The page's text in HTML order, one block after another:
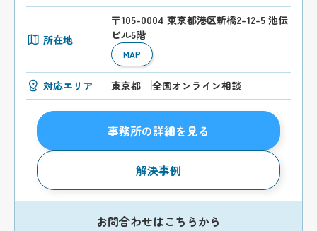
所在地
〒105-0004 東京都港区新橋2-12-5 池伝
ビル5階
MAP
対応エリア 東京都 全国オンライン相談
事務所の詳細を見る
解決事例
お問合わせはこちらから